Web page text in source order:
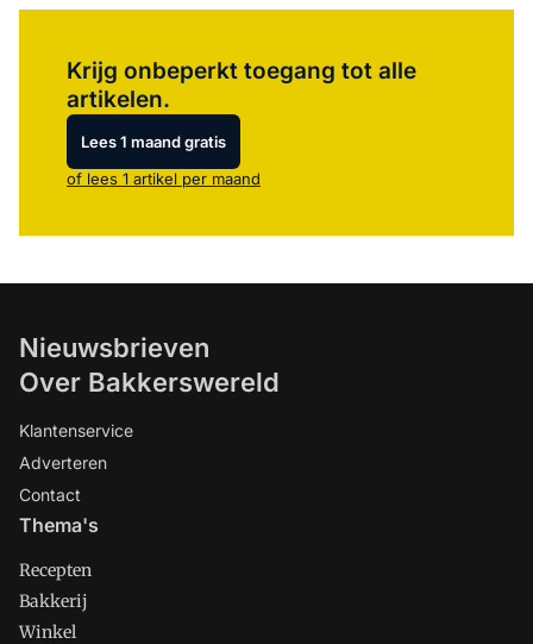
Krijg onbeperkt toegang tot alle
artikelen.
Lees 1 maand gratis
of lees 1 artikel per maand
Nieuwsbrieven
Over Bakkerswereld
Klantenservice
Adverteren
Contact
Thema's
Recepten
Bakkerij
Winkel